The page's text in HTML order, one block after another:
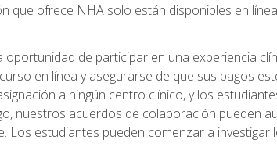
que ofrece NHA solo están disponibles en
oportunidad de participar en una experiencia
en línea y asegurarse de que sus pagos
a ningún centro clínico, y los
nuestros acuerdos de colaboración pueden
Los estudiantes pueden comenzar a